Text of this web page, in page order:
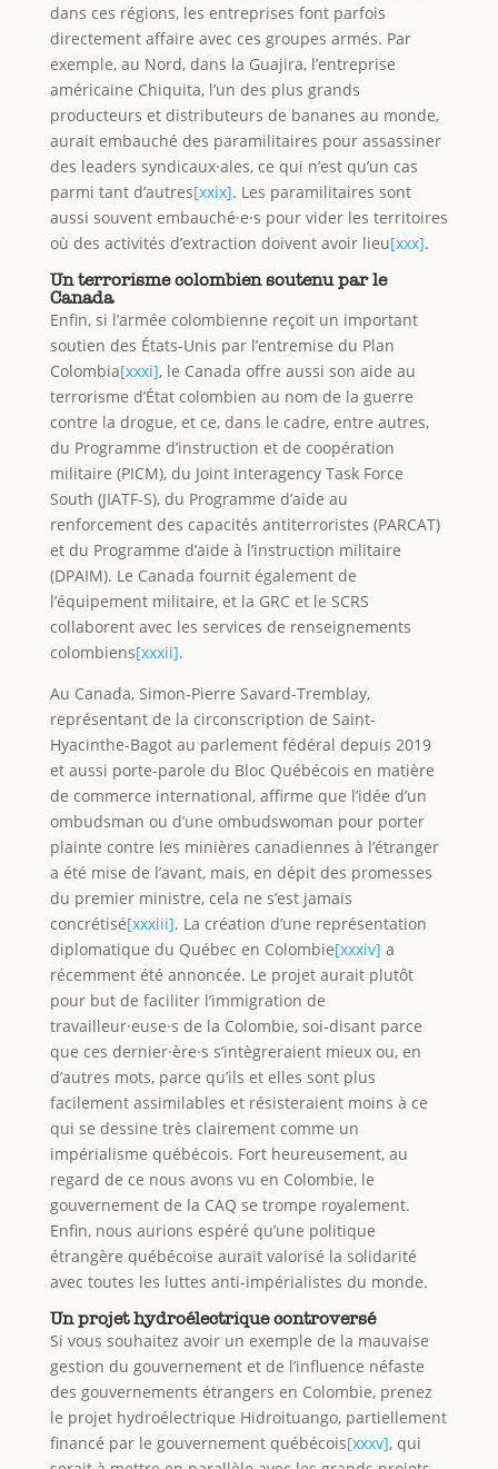
dans ces régions, les entreprises font parfois
directement affaire avec ces groupes armés. Par
exemple, au Nord, dans la Guajira, l’entreprise
américaine Chiquita, l’un des plus grands
producteurs et distributeurs de bananes au monde,
aurait embauché des paramilitaires pour assassiner
des leaders syndicaux·ales, ce qui n’est qu’un cas
parmi tant d’autres[xxix]. Les paramilitaires sont
aussi souvent embauché·e·s pour vider les territoires
où des activités d’extraction doivent avoir lieu[xxx].
Un terrorisme colombien soutenu par le
Canada
Enfin, si l’armée colombienne reçoit un important
soutien des États-Unis par l’entremise du Plan
Colombia[xxxi], le Canada offre aussi son aide au
terrorisme d’État colombien au nom de la guerre
contre la drogue, et ce, dans le cadre, entre autres,
du Programme d’instruction et de coopération
militaire (PICM), du Joint Interagency Task Force
South (JIATF-S), du Programme d’aide au
renforcement des capacités antiterroristes (PARCAT)
et du Programme d’aide à l’instruction militaire
(DPAIM). Le Canada fournit également de
l’équipement militaire, et la GRC et le SCRS
collaborent avec les services de renseignements
colombiens[xxxii].
Au Canada, Simon-Pierre Savard-Tremblay,
représentant de la circonscription de Saint-
Hyacinthe-Bagot au parlement fédéral depuis 2019
et aussi porte-parole du Bloc Québécois en matière
de commerce international, affirme que l’idée d’un
ombudsman ou d’une ombudswoman pour porter
plainte contre les minières canadiennes à l’étranger
a été mise de l’avant, mais, en dépit des promesses
du premier ministre, cela ne s’est jamais
concrétisé[xxxiii]. La création d’une représentation
diplomatique du Québec en Colombie[xxxiv] a
récemment été annoncée. Le projet aurait plutôt
pour but de faciliter l’immigration de
travailleur·euse·s de la Colombie, soi-disant parce
que ces dernier·ère·s s’intègreraient mieux ou, en
d’autres mots, parce qu’ils et elles sont plus
facilement assimilables et résisteraient moins à ce
qui se dessine très clairement comme un
impérialisme québécois. Fort heureusement, au
regard de ce nous avons vu en Colombie, le
gouvernement de la CAQ se trompe royalement.
Enfin, nous aurions espéré qu’une politique
étrangère québécoise aurait valorisé la solidarité
avec toutes les luttes anti-impérialistes du monde.
Un projet hydroélectrique controversé
Si vous souhaitez avoir un exemple de la mauvaise
gestion du gouvernement et de l’influence néfaste
des gouvernements étrangers en Colombie, prenez
le projet hydroélectrique Hidroituango, partiellement
financé par le gouvernement québécois[xxxv], qui